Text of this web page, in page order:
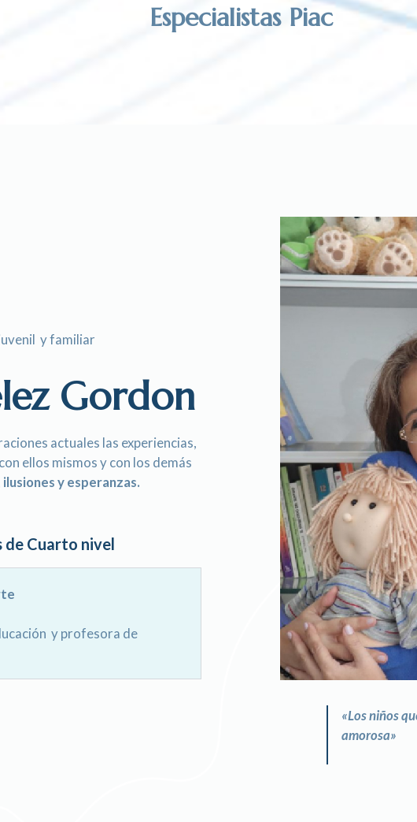
Especialistas Piac
y familiar
Gordon
actuales las experiencias,
ellos mismos y con los demás
y esperanzas.
de Cuarto nivel
y profesora de
«Los niños
amorosa»